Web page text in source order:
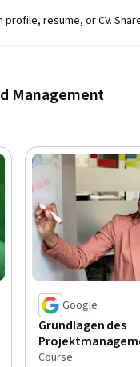
Sie sich auf
resume, or CV.
Management
Google
Grundlagen des
Course